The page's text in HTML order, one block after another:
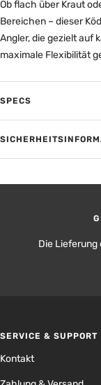
Ob flach über Kraut
Bereichen – dieser
Angler, die gezielt auf
maximale Flexibilität
SPECS
Die Lieferung
SERVICE & SUPPORT
Kontakt